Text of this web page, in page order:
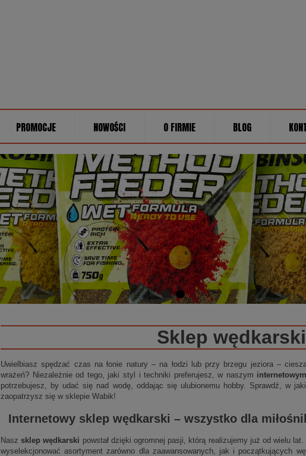
PROMOCJE NOWOŚCI O FIRMIE BLOG
Sklep wędkarski
Uwielbiasz spędzać czas na łonie natury – na łodzi lub przy brzegu jeziora –
wrażeń? Niezależnie od tego, jaki styl i techniki preferujesz, w naszym
potrzebujesz, by udać się nad wodę, oddając się ulubionemu hobby. Sprawdź, w
zaopatrzysz się w sklepie Wabik!
Internetowy sklep wędkarski – wszystko dla
Naszsklep wędkarski powstał dzięki ogromnej pasji, którą realizujemy już od wielu
wyselekcjonować asortyment zarówno dla zaawansowanych, jak i początkujących